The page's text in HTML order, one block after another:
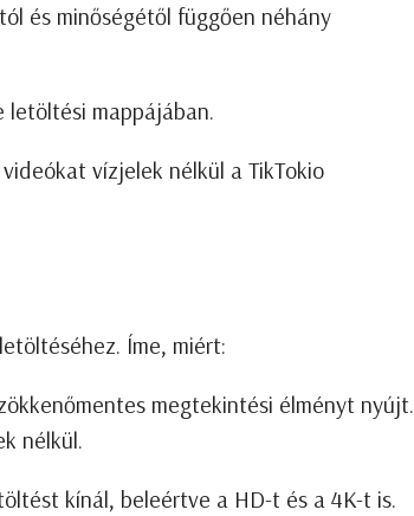
és minőségétől függően néhány
mappájában.
vízjelek nélkül a TikTokio
Íme, miért:
megtekintési élményt nyújt.
nélkül.
kínál, beleértve a HD-t és a 4K-t is.